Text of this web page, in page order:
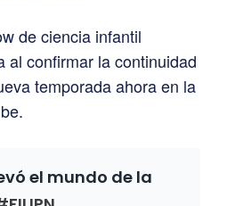
de ciencia infantil
al confirmar la continuidad
temporada ahora en la
el mundo de la